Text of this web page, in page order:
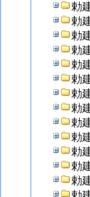
勅
勅
勅
勅
勅
勅
勅
勅
勅
勅
勅
勅
勅